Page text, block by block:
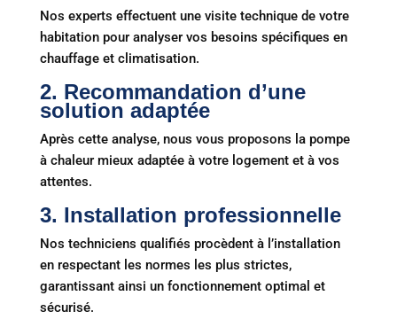
Nos experts effectuent une visite technique de votre
habitation pour analyser vos besoins spécifiques en
chauffage et climatisation.
2. Recommandation d’une
solution adaptée
Après cette analyse, nous vous proposons la pompe
à chaleur mieux adaptée à votre logement et à vos
attentes.
3. Installation professionnelle
Nos techniciens qualifiés procèdent à l’installation
en respectant les normes les plus strictes,
garantissant ainsi un fonctionnement optimal et
sécurisé.